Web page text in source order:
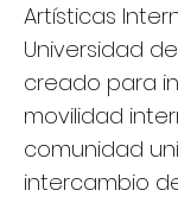
Artísticas
Universidad
creado para
movilidad
comunidad
intercambio